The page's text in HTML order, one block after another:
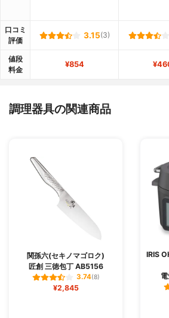
口コミ
評価
3.15(3)
値段
料金
¥854
調理器具の関連商品
関孫六(セキノマゴロク)
匠創 三徳包丁 AB5156
3.74(8)
¥2,845
IRIS